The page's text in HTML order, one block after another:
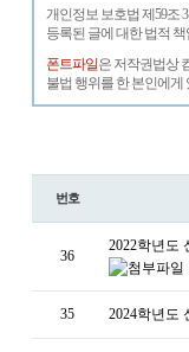
개인정보 보호법 제59조
등록된 글에 대한 법적
폰트파일은 저작권법상
불법 행위를 한 본인에게
번호
36
2022학년도
35 2024학년도